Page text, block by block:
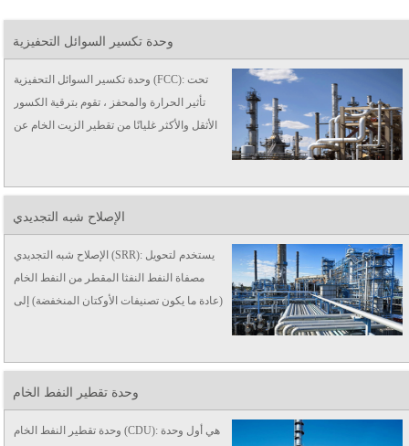
وحدة تكسير السوائل التحفيزية
وحدة تكسير السوائل التحفيزية (FCC): تحت
تأثير الحرارة والمحفز ، تقوم بترقية الكسور
الأثقل والأكثر غليانًا من تقطير الزيت الخام عن
الإصلاح شبه التجديدي
الإصلاح شبه التجديدي (SRR): يستخدم لتحويل
مصفاة النفط النفثا المقطر من النفط الخام
(عادة ما يكون تصنيفات الأوكتان المنخفضة) إلى
وحدة تقطير النفط الخام
وحدة تقطير النفط الخام (CDU): هي أول وحدة